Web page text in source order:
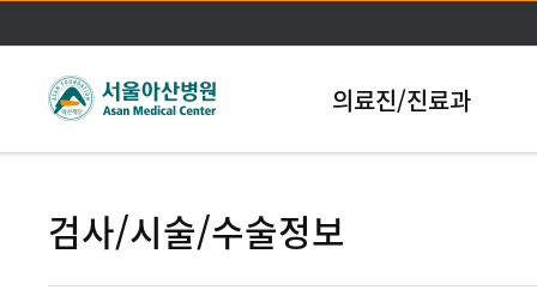
본문바로가기
의료진/진료과
검사/시술/수술정보